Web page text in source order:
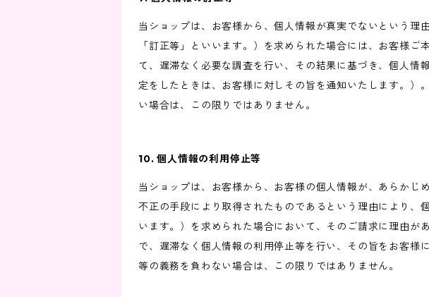
当ショップは、お客様から、個人情報が真実でないという
「訂正等」といいます。）を求められた場合には、お客様
て、遅滞なく必要な調査を行い、その結果に基づき、個人
定をしたときは、お客様に対しその旨を通知いたします。）
い場合は、この限りではありません。
10. 個人情報の利用停止等
当ショップは、お客様から、お客様の個人情報が、あらか
不正の手段により取得されたものであるという理由により、
います。）を求められた場合において、そのご請求に理由
で、遅滞なく個人情報の利用停止等を行い、その旨をお客
等の義務を負わない場合は、この限りではありません。